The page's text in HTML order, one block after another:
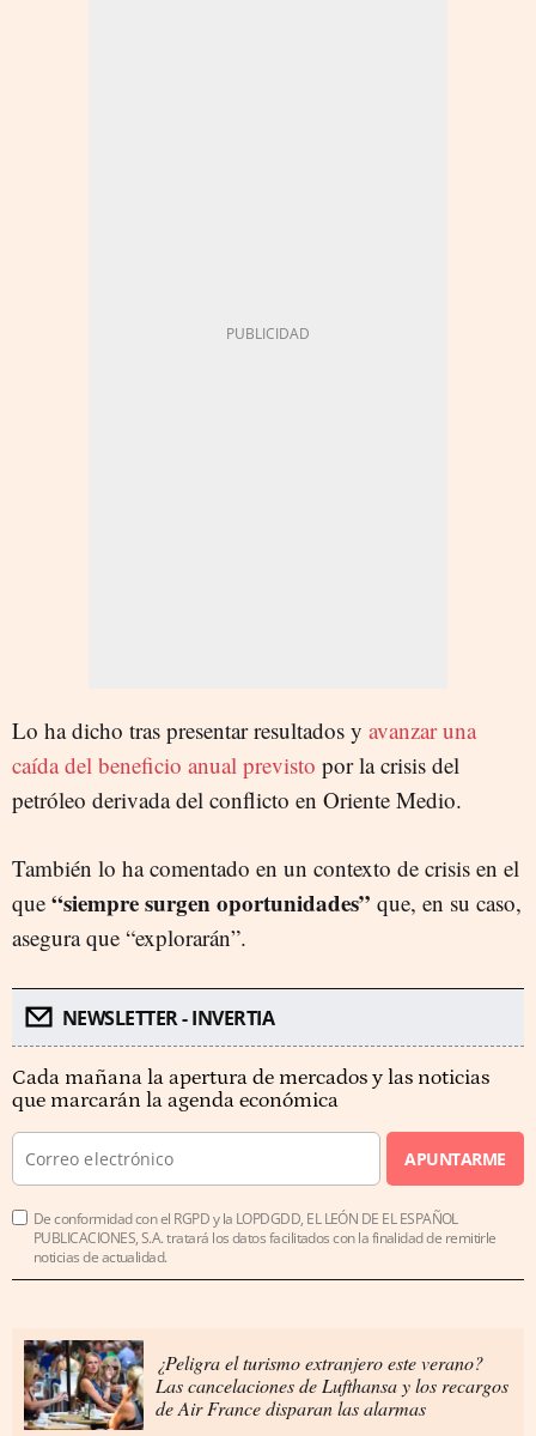
Lo ha dicho tras presentar resultados y avanzar una
caída del beneficio anual previsto por la crisis del
petróleo derivada del conflicto en Oriente Medio.
También lo ha comentado en un contexto de crisis en el
que “siempre surgen oportunidades” que, en su caso,
asegura que “explorarán”.
NEWSLETTER - INVERTIA
Cada mañana la apertura de mercados y las noticias
que marcarán la agenda económica
APUNTARME
De conformidad con el RGPD y la LOPDGDD, EL LEÓN DE EL ESPAÑOL
PUBLICACIONES, S.A. tratará los datos facilitados con la finalidad de remitirle
noticias de actualidad.
¿Peligra el turismo extranjero este verano?
Las cancelaciones de Lufthansa y los recargos
de Air France disparan las alarmas